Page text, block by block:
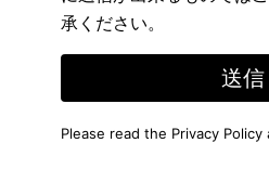
承ください。
送信
Please read the Privacy Policy